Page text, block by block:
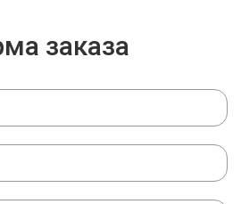
заказа